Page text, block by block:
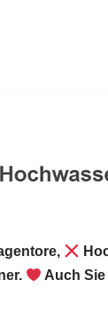
Auch